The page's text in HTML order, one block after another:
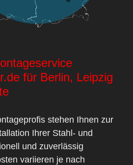
für Berlin, Leipzig
stehen Ihnen zur
Ihrer Stahl- und
und zuverlässig
variieren je nach